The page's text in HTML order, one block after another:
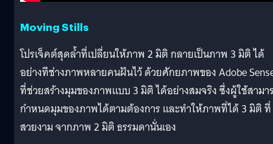
Moving Stills
โปรเจ็คต์สุดล้ำที่เปลี่ยนให้ภาพ 2 มิติ กลายเป็นภาพ 3 มิติ ได้
อย่างทีช่างภาพหลายคนฝันไว้ ด้วยศักยภาพของ Adobe
ที่ช่วยสร้างมุมของภาพแบบ 3 มิติ ได้อย่างสมจริง ซึ่งผู้ใช้สามา
กำหนดมุมของภาพได้ตามต้องการ และทำให้ภาพที่ได้ 3 มิติ ที่
สวยงาม จากภาพ 2 มิติ ธรรมดานั่นเอง